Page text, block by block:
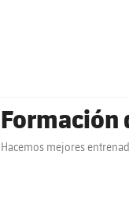
Formación
Hacemos mejores